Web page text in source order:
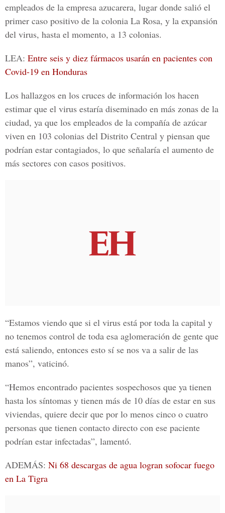
empleados de la empresa azucarera, lugar donde salió el
primer caso positivo de la colonia La Rosa, y la expansión
del virus, hasta el momento, a 13 colonias.
LEA: Entre seis y diez fármacos usarán en pacientes con
Covid-19 en Honduras
Los hallazgos en los cruces de información los hacen
estimar que el virus estaría diseminado en más zonas de la
ciudad, ya que los empleados de la compañía de azúcar
viven en 103 colonias del Distrito Central y piensan que
podrían estar contagiados, lo que señalaría el aumento de
más sectores con casos positivos.
“Estamos viendo que si el virus está por toda la capital y
no tenemos control de toda esa aglomeración de gente que
está saliendo, entonces esto sí se nos va a salir de las
manos”, vaticinó.
“Hemos encontrado pacientes sospechosos que ya tienen
hasta los síntomas y tienen más de 10 días de estar en sus
viviendas, quiere decir que por lo menos cinco o cuatro
personas que tienen contacto directo con ese paciente
podrían estar infectadas”, lamentó.
ADEMÁS: Ni 68 descargas de agua logran sofocar fuego
en La Tigra